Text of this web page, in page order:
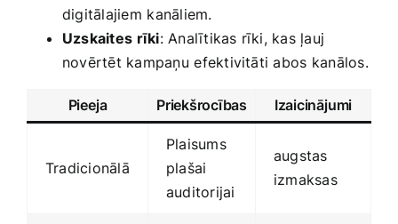
digitālajiem ⁢kanāliem.
Uzskaites⁢ rīki: Analītikas rīki, kas ‍ļauj
novērtēt kampaņu ⁣efektivitāti abos ⁣kanālos.
Pieeja Priekšrocības Izaicinājumi
Tradicionālā
Plaisums⁣
plašai
auditorijai
augstas
izmaksas